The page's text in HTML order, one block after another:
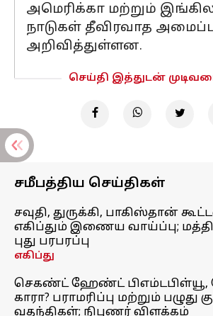
அமெரிக்கா மற்றும்
நாடுகள் தீவிரவாத
அறிவித்துள்ளன.
செய்தி இத்துடன்
சமீபத்திய செய்திகள்
சவுதி, துருக்கி, பாகிஸ்தான்
எகிப்தும் இணைய வாய்ப்பு;
புது பரபரப்பு
எகிப்து
செகண்ட் ஹேண்ட் பிஎம்டபிள்யூ,
காரா? பராமரிப்பு மற்றும் பழுது
வதந்திகள்; நிபுணர் விளக்கம்